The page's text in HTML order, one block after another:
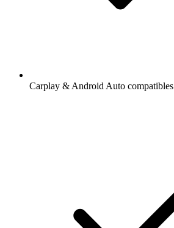
Carplay & Android Auto compatibles